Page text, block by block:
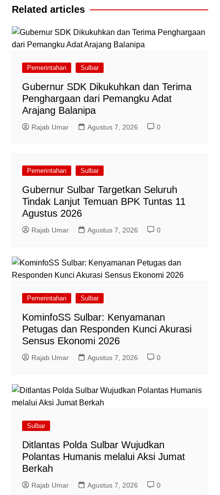
Related articles
Pemerintahan Sulbar
Gubernur SDK Dikukuhkan dan Terima
Penghargaan dari Pemangku Adat
Arajang Balanipa
Rajab Umar Agustus 7, 2026 0
Pemerintahan Sulbar
Gubernur Sulbar Targetkan Seluruh
Tindak Lanjut Temuan BPK Tuntas 11
Agustus 2026
Rajab Umar Agustus 7, 2026 0
Pemerintahan Sulbar
KominfoSS Sulbar: Kenyamanan
Petugas dan Responden Kunci Akurasi
Sensus Ekonomi 2026
Rajab Umar Agustus 7, 2026 0
Sulbar
Ditlantas Polda Sulbar Wujudkan
Polantas Humanis melalui Aksi Jumat
Berkah
Rajab Umar Agustus 7, 2026 0